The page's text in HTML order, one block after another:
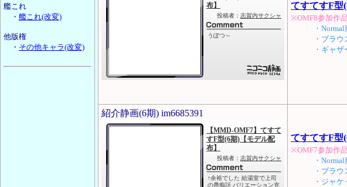
艦これ
・ 艦これ(改変)
他版権
・ その他キャラ(改変)
てすてすF型
※OMF8参加作
・Normal服
・ブラウ
・ギャザー
紹介静画(6期) im6685391
てすてすF型
※OMF7参加作
・Normal服
・ブラウ
・ジャケッ